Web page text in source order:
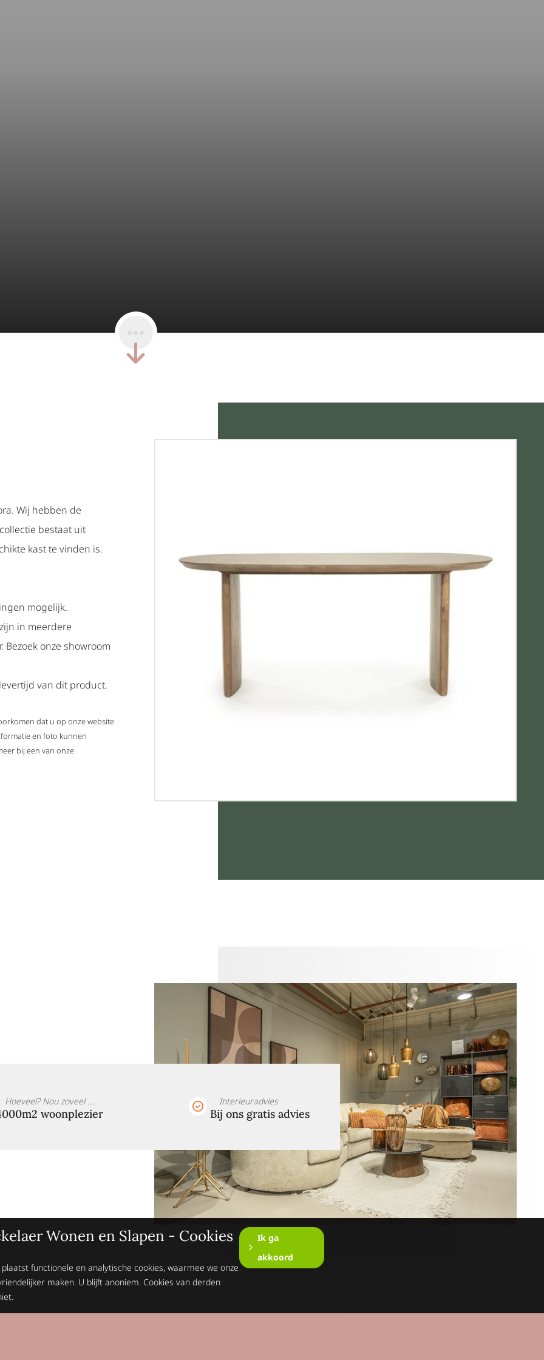
Wij hebben de
bestaat uit
kast te vinden is.
mogelijk.
in meerdere
onze showroom
van dit product.
dat u op onze website
en foto kunnen
bij een van onze
Hoeveel? Nou zoveel ....
woonplezier
Interieuradvies
Bij ons gratis advies
Wonen en Slapen - Cookies
functionele en analytische cookies, waarmee we onze
maken. U blijft anoniem. Cookies van derden
Ik ga
akkoord